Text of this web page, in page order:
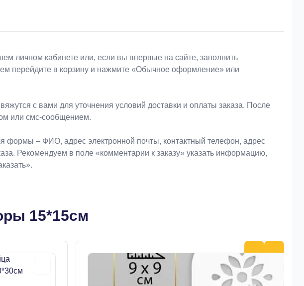
личном кабинете или, если вы впервые на сайте, заполнить
перейдите в корзину и нажмите «Обычное оформление» или
с вами для уточнения условий доставки и оплаты заказа. После
или смс-сообщением.
формы – ФИО, адрес электронной почты, контактный телефон, адрес
Рекомендуем в поле «комментарии к заказу» указать информацию,
15*15см